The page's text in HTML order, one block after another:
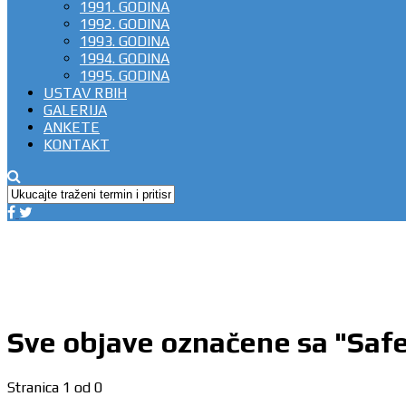
1991. GODINA
1992. GODINA
1993. GODINA
1994. GODINA
1995. GODINA
USTAV RBIH
GALERIJA
ANKETE
KONTAKT
Sve objave označene sa
Stranica 1 od 0